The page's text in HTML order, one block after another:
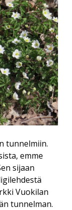
tunnelmiin.
emme
sijaan
Vuokilan
tunnelman.